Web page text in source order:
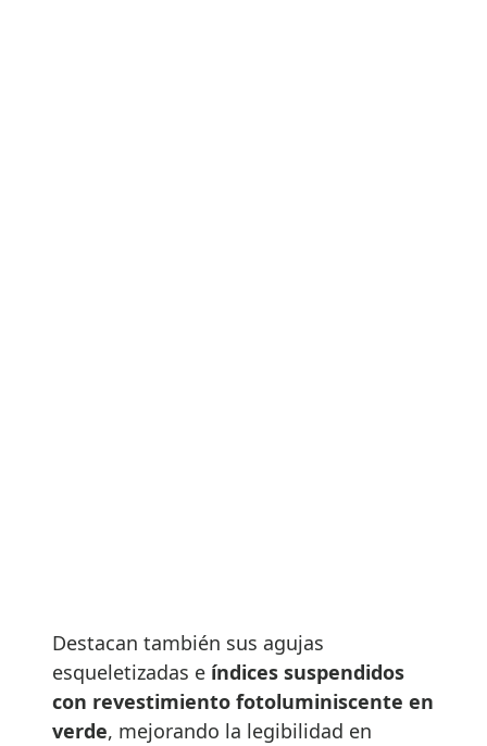
Destacan también sus agujas
esqueletizadas e índices suspendidos
con revestimiento fotoluminiscente en
verde, mejorando la legibilidad en